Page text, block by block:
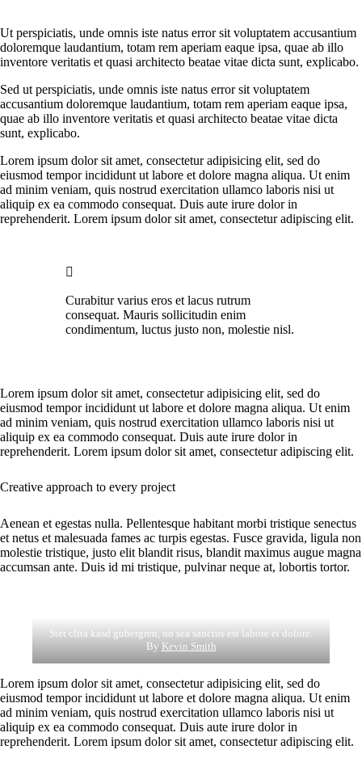
Ut perspiciatis, unde omnis iste natus error sit voluptatem accusantium
doloremque laudantium, totam rem aperiam eaque ipsa, quae ab illo
inventore veritatis et quasi architecto beatae vitae dicta sunt, explicabo.
Sed ut perspiciatis, unde omnis iste natus error sit voluptatem
accusantium doloremque laudantium, totam rem aperiam eaque ipsa,
quae ab illo inventore veritatis et quasi architecto beatae vitae dicta
sunt, explicabo.
Lorem ipsum dolor sit amet, consectetur adipisicing elit, sed do
eiusmod tempor incididunt ut labore et dolore magna aliqua. Ut enim
ad minim veniam, quis nostrud exercitation ullamco laboris nisi ut
aliquip ex ea commodo consequat. Duis aute irure dolor in
reprehenderit. Lorem ipsum dolor sit amet, consectetur adipiscing elit.
Curabitur varius eros et lacus rutrum
consequat. Mauris sollicitudin enim
condimentum, luctus justo non, molestie nisl.
Lorem ipsum dolor sit amet, consectetur adipisicing elit, sed do
eiusmod tempor incididunt ut labore et dolore magna aliqua. Ut enim
ad minim veniam, quis nostrud exercitation ullamco laboris nisi ut
aliquip ex ea commodo consequat. Duis aute irure dolor in
reprehenderit. Lorem ipsum dolor sit amet, consectetur adipiscing elit.
Creative approach to every project
Aenean et egestas nulla. Pellentesque habitant morbi tristique senectus
et netus et malesuada fames ac turpis egestas. Fusce gravida, ligula non
molestie tristique, justo elit blandit risus, blandit maximus augue magna
accumsan ante. Duis id mi tristique, pulvinar neque at, lobortis tortor.
Stet clita kasd gubergren, no sea sanctus est labore et dolore.
By Kevin Smith
Lorem ipsum dolor sit amet, consectetur adipisicing elit, sed do
eiusmod tempor incididunt ut labore et dolore magna aliqua. Ut enim
ad minim veniam, quis nostrud exercitation ullamco laboris nisi ut
aliquip ex ea commodo consequat. Duis aute irure dolor in
reprehenderit. Lorem ipsum dolor sit amet, consectetur adipiscing elit.